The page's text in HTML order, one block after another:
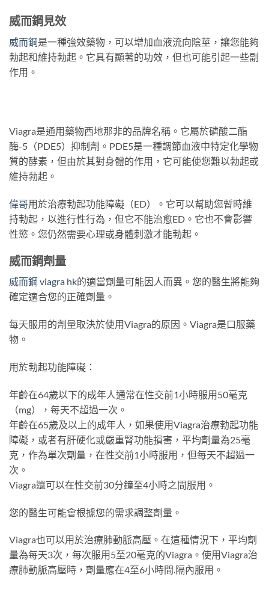
威而鋼見效
威而鋼是一種強效藥物，可以增加血液流向陰莖，讓您能夠
勃起和維持勃起。它具有顯著的功效，但也可能引起一些副
作用。
Viagra是通用藥物西地那非的品牌名稱。它屬於磷酸二酯
酶-5（PDE5）抑制劑。PDE5是一種調節血液中特定化學物
質的酵素，但由於其對身體的作用，它可能使您難以勃起或
維持勃起。
偉哥用於治療勃起功能障礙（ED）。它可以幫助您暫時維
持勃起，以進行性行為，但它不能治愈ED。它也不會影響
性慾。您仍然需要心理或身體刺激才能勃起。
威而鋼劑量
威而鋼 viagra hk的適當劑量可能因人而異。您的醫生將能夠
確定適合您的正確劑量。
每天服用的劑量取決於使用Viagra的原因。Viagra是口服藥
物。
用於勃起功能障礙：
年齡在64歲以下的成年人通常在性交前1小時服用50毫克
（mg），每天不超過一次。
年齡在65歲及以上的成年人，如果使用Viagra治療勃起功能
障礙，或者有肝硬化或嚴重腎功能損害，平均劑量為25毫
克，作為單次劑量，在性交前1小時服用，但每天不超過一
次。
Viagra還可以在性交前30分鐘至4小時之間服用。
您的醫生可能會根據您的需求調整劑量。
Viagra也可以用於治療肺動脈高壓。在這種情況下，平均劑
量為每天3次，每次服用5至20毫克的Viagra。使用Viagra治
療肺動脈高壓時，劑量應在4至6小時間.隔內服用。